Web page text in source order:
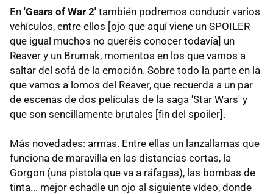
En 'Gears of War 2' también podremos conducir varios
vehículos, entre ellos [ojo que aquí viene un SPOILER
que igual muchos no queréis conocer todavía] un
Reaver y un Brumak, momentos en los que vamos a
saltar del sofá de la emoción. Sobre todo la parte en la
que vamos a lomos del Reaver, que recuerda a un par
de escenas de dos películas de la saga 'Star Wars' y
que son sencillamente brutales [fin del spoiler].
Más novedades: armas. Entre ellas un lanzallamas que
funciona de maravilla en las distancias cortas, la
Gorgon (una pistola que va a ráfagas), las bombas de
tinta... mejor echadle un ojo al siguiente vídeo, donde